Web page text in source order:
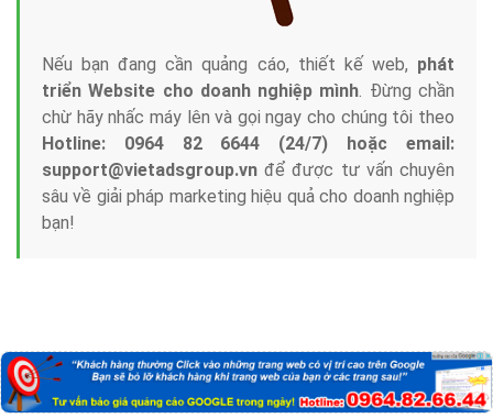
Nếu bạn đang cần quảng cáo, thiết kế web, phát
triển Website cho doanh nghiệp mình. Đừng chần
chừ hãy nhấc máy lên và gọi ngay cho chúng tôi theo
Hotline: 0964 82 6644 (24/7) hoặc email:
support@vietadsgroup.vn để được tư vấn chuyên
sâu về giải pháp marketing hiệu quả cho doanh nghiệp
bạn!